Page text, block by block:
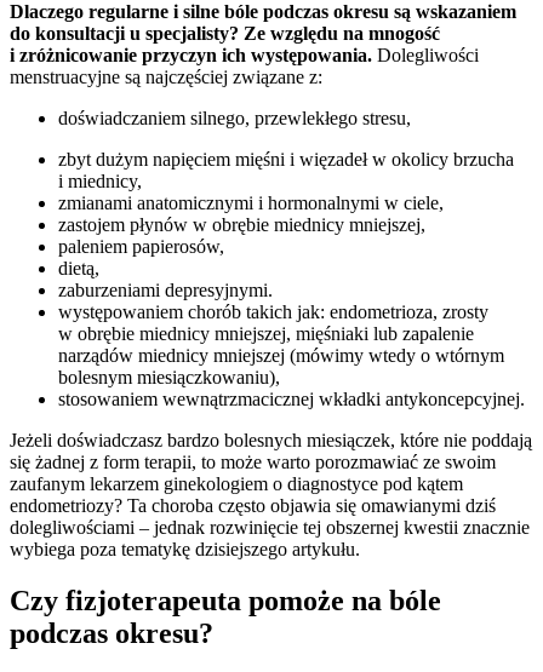
Dlaczego regularne i silne bóle podczas okresu są wskazaniem
do konsultacji u specjalisty? Ze względu na mnogość
i zróżnicowanie przyczyn ich występowania. Dolegliwości
menstruacyjne są najczęściej związane z:
doświadczaniem silnego, przewlekłego stresu,
zbyt dużym napięciem mięśni i więzadeł w okolicy brzucha
i miednicy,
zmianami anatomicznymi i hormonalnymi w ciele,
zastojem płynów w obrębie miednicy mniejszej,
paleniem papierosów,
dietą,
zaburzeniami depresyjnymi.
występowaniem chorób takich jak: endometrioza, zrosty
w obrębie miednicy mniejszej, mięśniaki lub zapalenie
narządów miednicy mniejszej (mówimy wtedy o wtórnym
bolesnym miesiączkowaniu),
stosowaniem wewnątrzmacicznej wkładki antykoncepcyjnej.
Jeżeli doświadczasz bardzo bolesnych miesiączek, które nie poddają
się żadnej z form terapii, to może warto porozmawiać ze swoim
zaufanym lekarzem ginekologiem o diagnostyce pod kątem
endometriozy? Ta choroba często objawia się omawianymi dziś
dolegliwościami – jednak rozwinięcie tej obszernej kwestii znacznie
wybiega poza tematykę dzisiejszego artykułu.
Czy fizjoterapeuta pomoże na bóle
podczas okresu?